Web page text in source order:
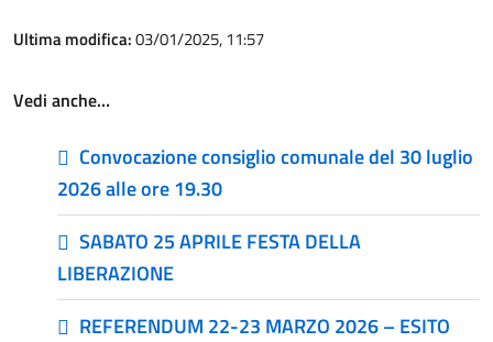
Ultima modifica:03/01/2025, 11:57
Vedi anche…
Convocazione consiglio comunale del 30 luglio
2026 alle ore 19.30
SABATO 25 APRILE FESTA DELLA
LIBERAZIONE
REFERENDUM 22-23 MARZO 2026 – ESITO